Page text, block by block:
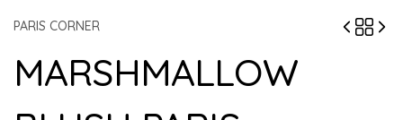
PARIS CORNER
MARSHMALLOW